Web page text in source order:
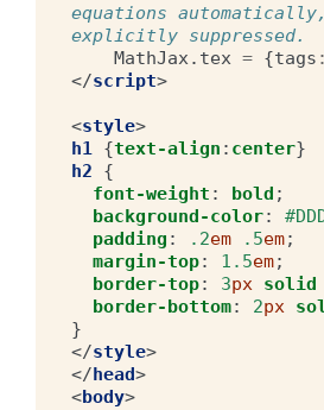
equations
explicitly suppressed.
MathJax. tex = {tags :
</script>
<style>
h1 {text-align : center}
h2
{
font-weight : bold ;
background-color:
padding : .2em .5em;
margin-top: 1.5em;
border-top: 3px solid
border-bottom: 2px
}
</style>
</head>
<body>